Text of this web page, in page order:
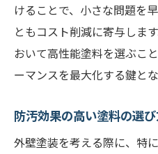
けることで、小さな問題を
ともコスト削減に寄与しま
おいて高性能塗料を選ぶこ
ーマンスを最大化する鍵とな
防汚効果の高い塗料の選
外壁塗装を考える際に、特